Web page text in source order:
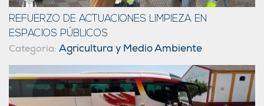
REFUERZO DE ACTUACIONES LIMPIEZA EN
ESPACIOS PÚBLICOS
Categoria: Agricultura y Medio Ambiente